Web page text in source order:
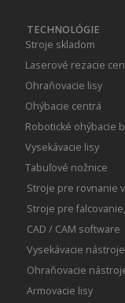
TECHNOLÓGIE
Stroje skladom
Laserové rezacie
Ohraňovacie lisy
Ohýbacie centrá
Robotické ohýbacie
Vysekávacie lisy
Tabuľové nožnice
Stroje pre rovnanie
Stroje pre
CAD / CAM software
Vysekávacie nástroje
Ohraňovacie
Armovacie lisy